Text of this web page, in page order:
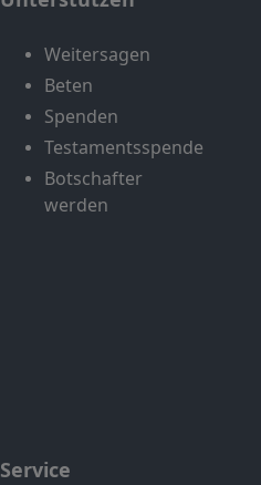
Weitersagen
Beten
Spenden
Testamentsspende
Botschafter
werden
Service